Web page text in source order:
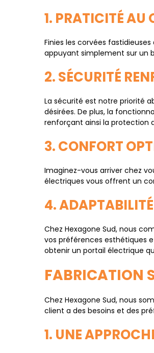
1. PRATICITÉ AU
Finies les corvées
appuyant simplement sur un
2. SÉCURITÉ
La sécurité est notre priorité
désirées. De plus, la
renforçant ainsi la protection
3. CONFORT
Imaginez-vous arriver chez
électriques vous offrent un
4.
Chez Hexagone Sud, nous
vos préférences esthétiques
obtenir un portail électrique
FABRICATION
Chez Hexagone Sud, nous
client a des besoins et des
1. UNE